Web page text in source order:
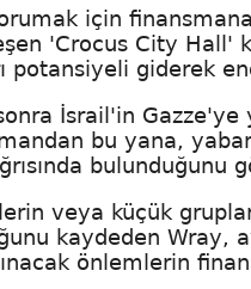
için
'Crocus City Hall'
potansiyeli giderek
İsrail'in Gazze'ye
bu yana,
bulunduğunu
veya küçük
kaydeden Wray,
önlemlerin